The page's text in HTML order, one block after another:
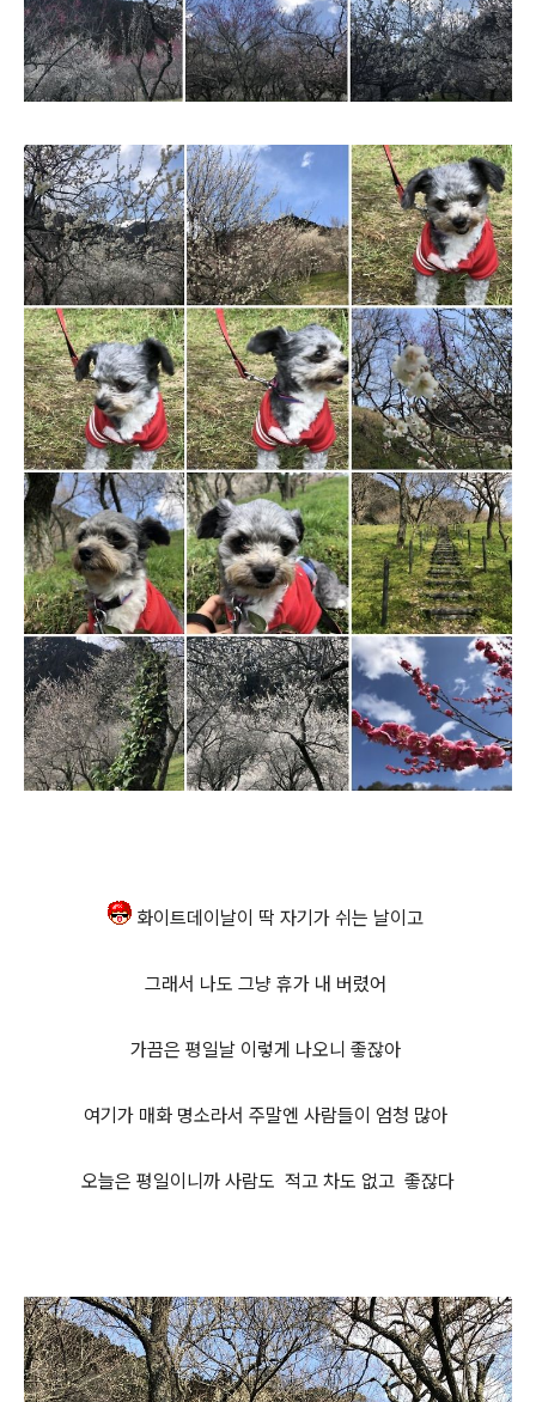
화이트데이날이 딱 자기가 쉬는 날이고
그래서 나도 그냥 휴가 내 버렸어
가끔은 평일날 이렇게 나오니 좋잖아
여기가 매화 명소라서 주말엔 사람들이 엄청 많아
오늘은 평일이니까 사람도 적고 차도 없고 좋잖다